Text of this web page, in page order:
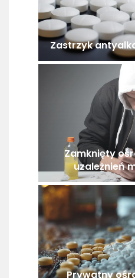
Zastrzyk
Zamknięty
uzależnień
Prywatny